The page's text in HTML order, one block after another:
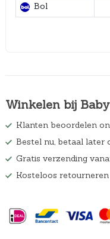
Bol
Winkelen bij
Klanten beoordelen
Bestel nu, betaal later
Gratis verzending
Kosteloos retourneren